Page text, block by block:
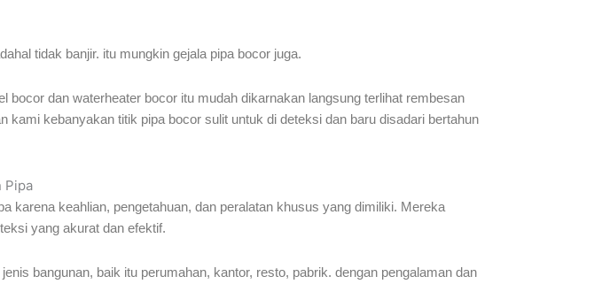
tidak banjir. itu mungkin gejala pipa bocor juga.
dan waterheater bocor itu mudah dikarnakan langsung terlihat rembesan
kami kebanyakan titik pipa bocor sulit untuk di deteksi dan baru disadari bertahun
Pipa
karena keahlian, pengetahuan, dan peralatan khusus yang dimiliki. Mereka
yang akurat dan efektif.
bangunan, baik itu perumahan, kantor, resto, pabrik. dengan pengalaman dan